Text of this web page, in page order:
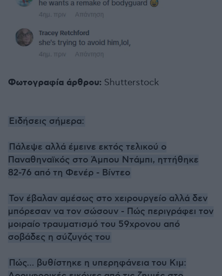
Φωτογραφία άρθρου: Shutterstock
Ειδήσεις σήμερα:
Πάλεψε αλλά έμεινε εκτός τελικού ο
Παναθηναϊκός στο Άμπου Ντάμπι, ηττήθηκε
82-76 από τη Φενέρ - Βίντεο
Τον έβαλαν αμέσως στο χειρουργείο αλλά δεν
μπόρεσαν να τον σώσουν - Πώς περιγράφει τον
μοιραίο τραυματισμό του 59χρονου από
σοβάδες η σύζυγός του
Πώς... βυθίστηκε η υπερηφάνεια του Κιμ: